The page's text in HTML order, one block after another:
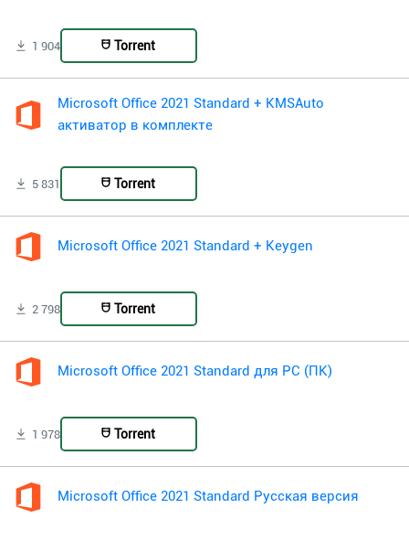
1 904 Torrent
Microsoft Office 2021 Standard + KMSAuto
активатор в комплекте
5 831 Torrent
Microsoft Office 2021 Standard + Keygen
2 798 Torrent
Microsoft Office 2021 Standard для PC (ПК)
1 978 Torrent
Microsoft Office 2021 Standard Русская версия